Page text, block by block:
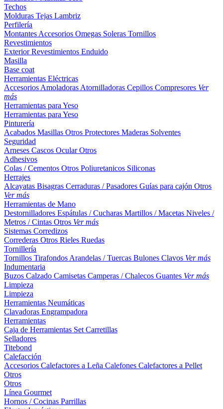
Techos
Molduras Tejas Lambriz
Perfilería
Montantes Accesorios Omegas Soleras Tornillos
Revestimientos
ExteriorRevestimientos Enduido
Masilla
Base coat
Herramientas Eléctricas
Accesorios Amoladoras Atornilladoras Cepillos Compresores Ver
más
Herramientas para Yeso
Herramientas para Yeso
Pinturería
Acabados Masillas Otros Protectores Maderas Solventes
Seguridad
Arneses Cascos OcularOtros
Adhesivos
Colas / Cementos Otros Poliuretanicos Siliconas
Herrajes
Alcayatas Bisagras Cerraduras / Pasadores Guías para cajón Otros
Ver más
Herramientas de Mano
Destornilladores Espátulas / Cucharas Martillos / Macetas Niveles /
Metros / Cintas Otros Ver más
Sistemas Corredizos
Correderas Otros Rieles Ruedas
Tornillería
Tornillos Tirafondos Arandelas / Tuercas Bulones Clavos Ver más
Indumentaria
Buzos Calzado Camisetas Camperas / Chalecos Guantes Ver más
Limpieza
Limpieza
Herramientas Neumáticas
Clavadoras Engrampadora
Herramientas
Caja de Herramientas Set Carretillas
Selladores
Titebond
Calefacción
Accesorios Calefactores a Leña Calefones Calefactores a Pellet
Otros
Otros
Línea Gourmet
Hornos / Cocinas Parrillas